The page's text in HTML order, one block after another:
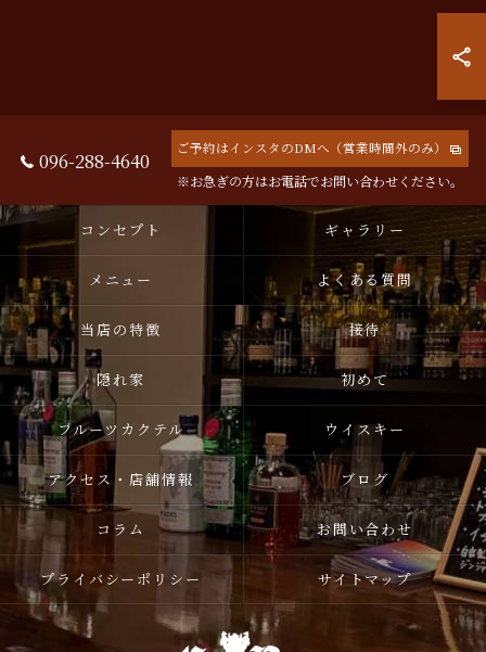
096-288-4640 ご予約はインスタのDMへ（営業時間外のみ）
※お急ぎの方はお電話でお問い合わせください。
コンセプト ギャラリー
メニュー よくある質問
当店の特徴 接待
隠れ家 初めて
フルーツカクテル ウイスキー
アクセス・店舗情報 ブログ
コラム お問い合わせ
プライバシーポリシー サイトマップ